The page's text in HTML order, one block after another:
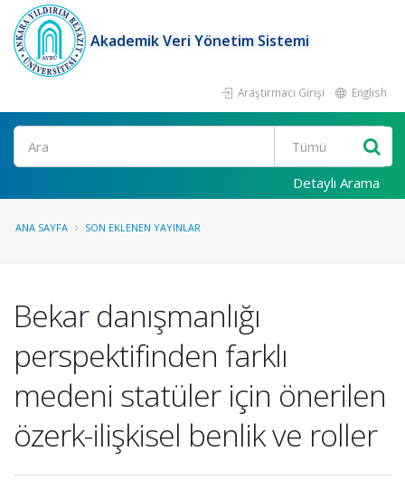
Akademik Veri Yönetim Sistemi
Araştırmacı Girişi English
Ara
Detaylı Arama
ANA SAYFA SON EKLENEN YAYINLAR
Bekar danışmanlığı
perspektifinden farklı
medeni statüler için önerilen
özerk-ilişkisel benlik ve roller